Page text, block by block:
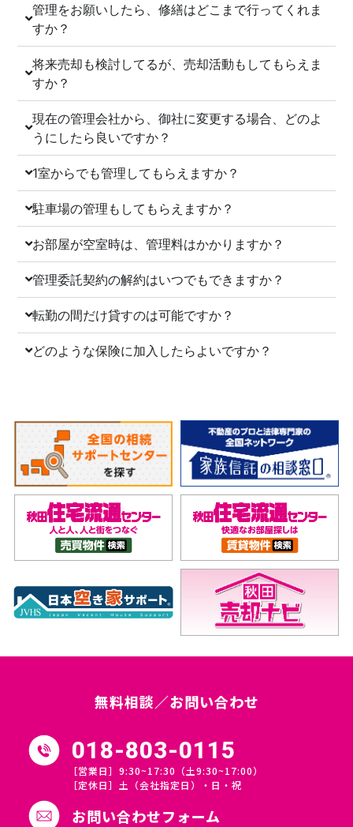
管理をお願いしたら、修繕はどこまで行ってくれま
すか？
将来売却も検討してるが、売却活動もしてもらえま
すか？
現在の管理会社から、御社に変更する場合、どのよ
うにしたら良いですか？
1室からでも管理してもらえますか？
駐車場の管理もしてもらえますか？
お部屋が空室時は、管理料はかかりますか？
管理委託契約の解約はいつでもできますか？
転勤の間だけ貸すのは可能ですか？
どのような保険に加入したらよいですか？
無料相談／お問い合わせ
018-803-0115
［営業日］9:30~17:30（土9:30~17:00）
［定休日］土（会社指定日）・日・祝
お問い合わせフォーム